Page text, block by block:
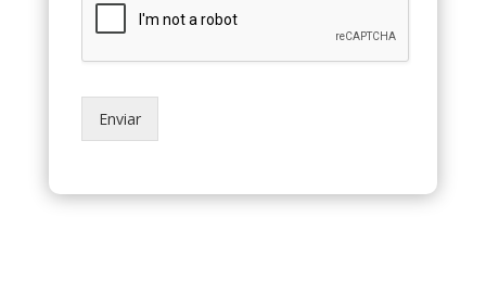
Enviar